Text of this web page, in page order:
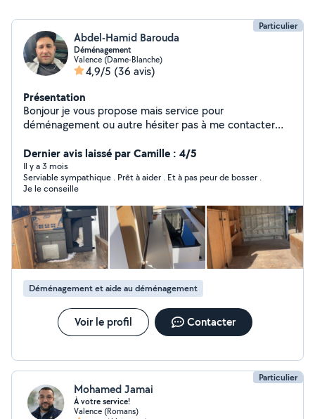
Particulier
Abdel-Hamid Barouda
Déménagement
Valence (Dame-Blanche)
4,9/5 (36 avis)
Présentation
Bonjour je vous propose mais service pour
déménagement ou autre hésiter pas à me contacter
Dernier avis laissé par Camille : 4/5
Il y a 3 mois
Serviable sympathique . Prêt à aider . Et à pas peur de bosser .
Je le conseille
Déménagement et aide au déménagement
Voir le profil Contacter
Particulier
Mohamed Jamai
À votre service!
Valence (Romans)